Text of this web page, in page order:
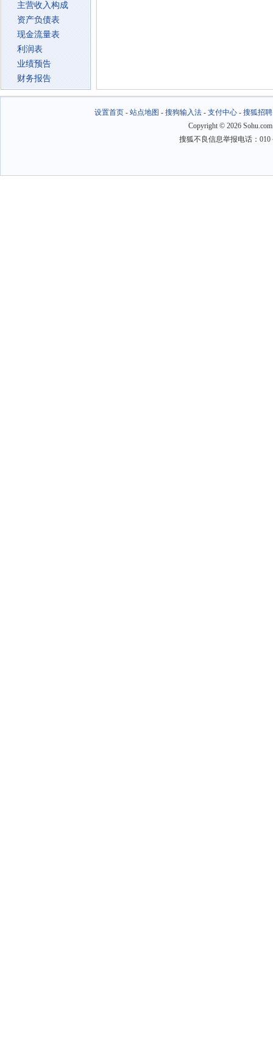
主营收入构成
资产负债表
现金流量表
利润表
业绩预告
财务报告
设置首页- 站点地图 - 搜狗输入法- 支付中心- 搜狐招聘
Copyright © 2026
搜狐不良信息举报电话：010